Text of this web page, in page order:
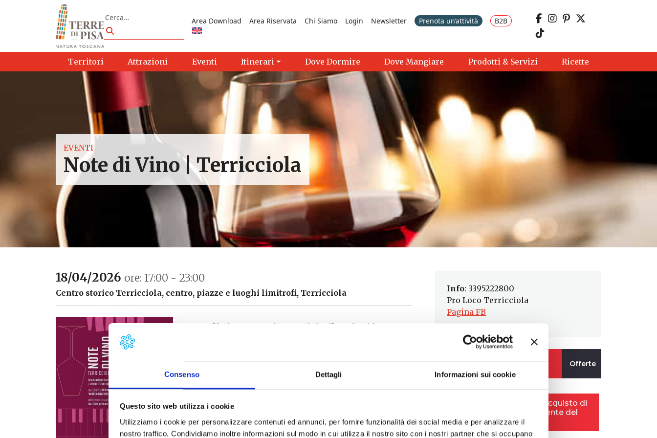
Consenso Dettagli Informazioni sui cookie
Questo sito web utilizza i cookie
Utilizziamo i cookie per personalizzare contenuti ed annunci, per fornire funzionalità dei social media e per analizzare il
nostro traffico. Condividiamo inoltre informazioni sul modo in cui utilizza il nostro sito con i nostri partner che si occupano
Vai al contenuto
Cerca
Cerca
Area Download Area Riservata Chi Siamo Login Newsletter Prenota un’attività B2B
Territori Attrazioni Eventi Itinerari Dove Dormire Dove Mangiare Prodotti & Servizi Ricette
EVENTI
Note di Vino | Terricciola
18/04/2026 ore: 17:00 - 23:00
Centro storico Terricciola, centro, piazze e luoghi limitrofi, Terricciola
Note di vino
: sapori autentici, vibrazioni jazz e
aprile dalleore 17:00 alle ore 22.00.
Una serata tra sapori, musica e tradizione!
scoprire i vini del territorio di Terricciola accompagnati
Le cantine locali presentano le loro migliori etichette
con degustazioni che raccontano storie di passione per
Info: 3395222800
Pro Loco Terricciola
Pagina FB